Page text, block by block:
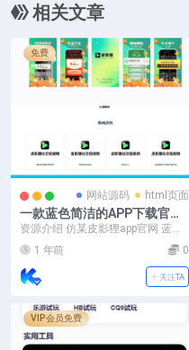
相关文章
免费
网站源码 html页面
一款蓝色简洁的APP下载官网
落地单页源码
资源介绍 仿某皮影狸app官网 蓝色
简约式的非常好看HTML源码 预览
截图1 年前 0
关注TA
VIP会员免费